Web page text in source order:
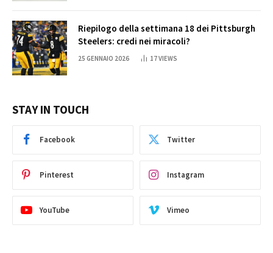
Riepilogo della settimana 18 dei Pittsburgh
Steelers: credi nei miracoli?
25 GENNAIO 2026 17VIEWS
STAY IN TOUCH
Facebook Twitter
Pinterest Instagram
YouTube Vimeo